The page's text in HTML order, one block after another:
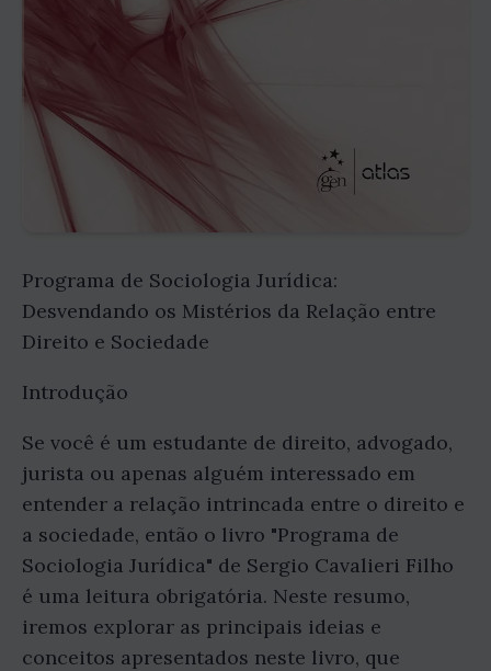
Programa de Sociologia Jurídica:
Desvendando os Mistérios da Relação entre
Direito e Sociedade
Introdução
Se você é um estudante de direito, advogado,
jurista ou apenas alguém interessado em
entender a relação intrincada entre o direito e
a sociedade, então o livro "Programa de
Sociologia Jurídica" de Sergio Cavalieri Filho
é uma leitura obrigatória. Neste resumo,
iremos explorar as principais ideias e
conceitos apresentados neste livro, que